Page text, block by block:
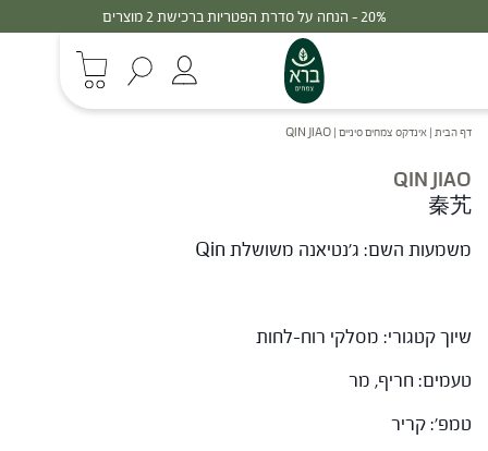
20% - הנחה על סדרת הפטריות ברכישת 2 מוצרים
דף הבית | אינדקס צמחים סיניים |
QIN JIAO
QIN JIAO
秦艽
משמעות השם: ג'נטיאנה משושלת Qin
שיוך קטגורי: מסלקי רוח-לחות
טעמים: חריף, מר
טמפ': קריר